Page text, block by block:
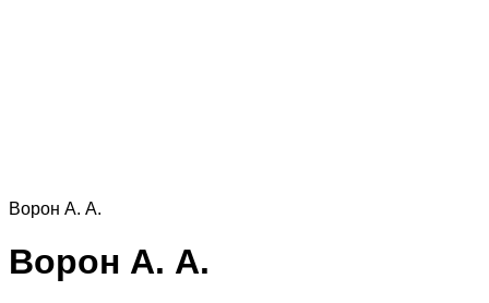
Ворон А. А.
Ворон А. А.